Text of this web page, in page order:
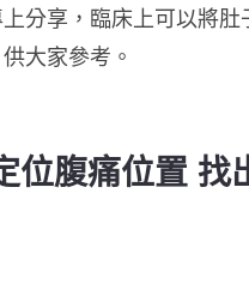
分享，臨床上可以將
大家參考。
位腹痛位置 找